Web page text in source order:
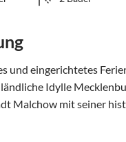
und eingerichtetes
Idylle
Malchow mit seiner